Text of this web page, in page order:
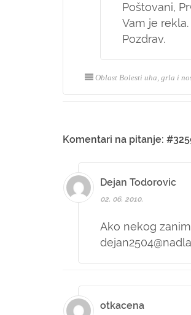
Poštovani,
Vam je rekla.
Pozdrav.
Oblast Bolesti uha, grla i
Komentari na pitanje:
Dejan Todorovic
02. 06. 2010.
Ako nekog
otkacena